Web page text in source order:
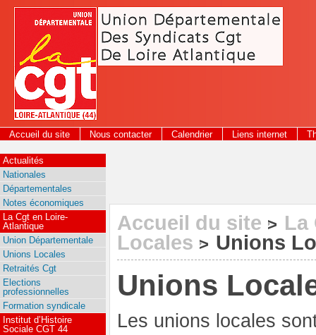
Panneau de gestion des cookies
Accueil du site Nous contacter Calendrier Liens internet
2026
Accueil du site > La
Locales > Unions
Unions
Les unions locales
Actualités
Nationales
Départementales
Notes économiques
La Cgt en Loire-
Atlantique
Union Départementale
Unions Locales
Retraités Cgt
Elections
professionnelles
Formation syndicale
Institut d’Histoire
Sociale CGT 44